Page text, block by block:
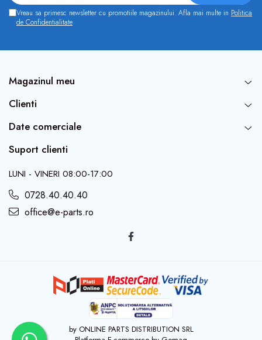
Vreau sa primesc newsletter cu promotiile magazinului. Afla mai multe in Politica
de Confidentialitate
Magazinul meu
Clienti
Date comerciale
Suport clienti
LUNI - VINERI 08:00-17:00
0728.40.40.40
office@e-parts.ro
by ONLINE PARTS DISTRIBUTION SRL